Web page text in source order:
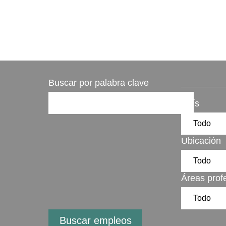
Buscar por palabra clave
País
Ubicación
Áreas